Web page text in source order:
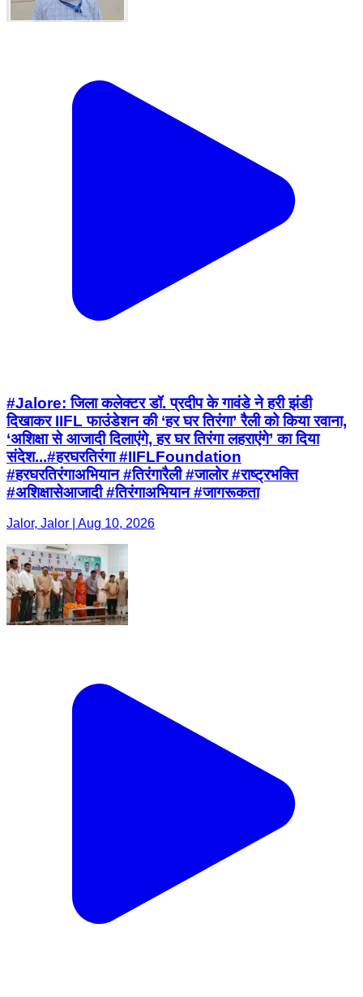
#Jalore: जिला कलेक्टर डॉ. प्रदीप के गावंडे ने हरी झंडी
दिखाकर IIFL फाउंडेशन की ‘हर घर तिरंगा’ रैली को किया रवाना,
‘अशिक्षा से आजादी दिलाएंगे, हर घर तिरंगा लहराएंगे’ का दिया
संदेश...#हरघरतिरंगा #IIFLFoundation
#हरघरतिरंगाअभियान #तिरंगारैली #जालोर #राष्ट्रभक्ति
#अशिक्षासेआजादी #तिरंगाअभियान #जागरूकता
Jalor, Jalor | Aug 10, 2026